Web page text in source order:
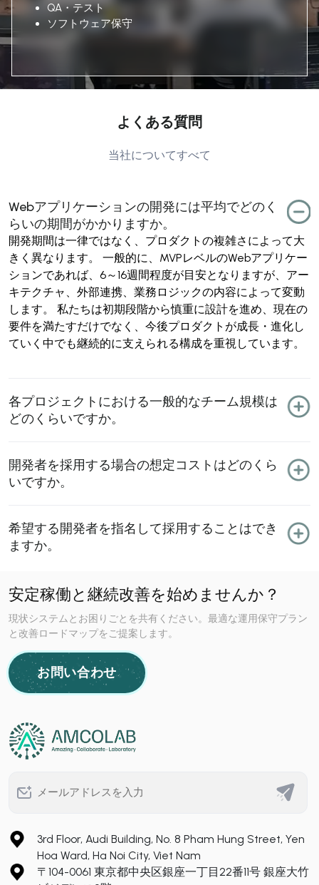
QA・テスト
ソフトウェア保守
よくある質問
当社についてすべて
Webアプリケーションの開発には平均でどのく
らいの期間がかかりますか。
開発期間は一律ではなく、プロダクトの複雑さによって大
きく異なります。 一般的に、MVPレベルのWebアプリケー
ションであれば、6～16週間程度が目安となりますが、アー
キテクチャ、外部連携、業務ロジックの内容によって変動
します。 私たちは初期段階から慎重に設計を進め、現在の
要件を満たすだけでなく、今後プロダクトが成長・進化し
ていく中でも継続的に支えられる構成を重視しています。
各プロジェクトにおける一般的なチーム規模は
どのくらいですか。
開発者を採用する場合の想定コストはどのくら
いですか。
希望する開発者を指名して採用することはでき
ますか。
安定稼働と継続改善を始めませんか？
現状システムとお困りごとを共有ください。最適な運用保守プラン
と改善ロードマップをご提案します。
お問い合わせ
3rd Floor, Audi Building, No. 8 Pham Hung Street, Yen
Hoa Ward, Ha Noi City, Viet Nam
〒104-0061 東京都中央区銀座一丁目22番11号 銀座大竹